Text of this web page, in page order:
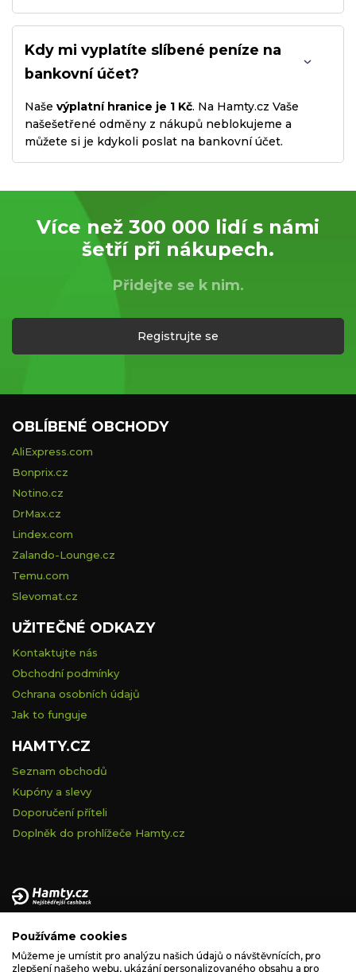
Kdy mi vyplatíte slíbené peníze na
bankovní účet?
Naše výplatní hranice je 1 Kč. Na Hamty.cz Vaše
našešetřené odměny z nákupů neblokujeme a
můžete si je kdykoli poslat na bankovní účet.
Více než 300 000 lidí s námi
šetří při nákupech.
Přidejte se k nim.
Registrujte se
sídlem Na vápence 2885/2a, 130 00 Praha 3, IČ: 05228972,
zapsaná v obchodním rejstříku vedeném Městským soudem v
OBLÍBENÉ OBCHODY
AliExpress.com
Bonprix.cz
Notino.cz
DrMax.cz
Lindex.com
Zalando-Lounge.cz
Temu.com
Slevomat.cz
UŽITEČNÉ ODKAZY
Kontaktujte nás
Obchodní podmínky
Ochrana osobních údajů
Jak to funguje
HAMTY.CZ
Seznam obchodů
Kupóny a slevy
Doporučení příteli
Doplněk do prohlížeče Hamty.cz
Používáme cookies
Můžeme je umístit pro analýzu našich údajů o návštěvnících, pro
zlepšení našeho webu, ukázání personalizovaného obsahu a pro